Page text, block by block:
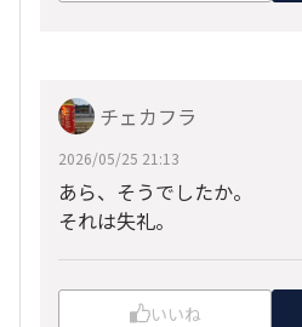
チェカフラ
2026/05/25 21:13
あら、そうでしたか。
それは失礼。
いいね